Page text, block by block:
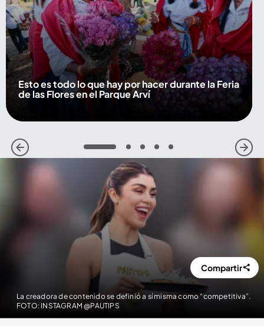
Esto es todo lo que hay por hacer durante la Feria
de las Flores en el Parque Arví
1 2 3 4 5
La creadora de contenido se definió a sí misma como “competitiva”.
FOTO: INSTAGRAM @PAUTIPS
Compartir